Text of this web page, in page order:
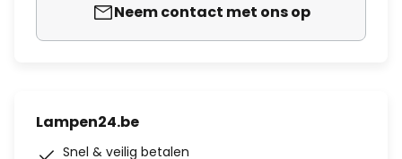
Neem contact met ons op
Lampen24.be
Snel & veilig betalen